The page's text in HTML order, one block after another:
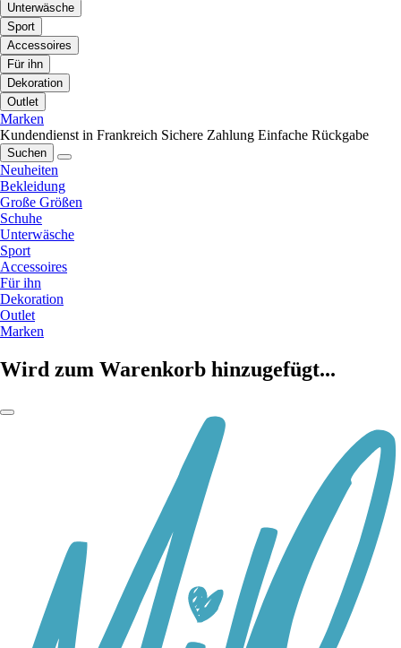
Unterwäsche
Sport
Accessoires
Für ihn
Dekoration
Outlet
Marken
Kundendienst in Frankreich Sichere Zahlung Einfache Rückgabe
Suchen
Neuheiten
Bekleidung
Große Größen
Schuhe
Unterwäsche
Sport
Accessoires
Für ihn
Dekoration
Outlet
Marken
Wird zum Warenkorb hinzugefügt...